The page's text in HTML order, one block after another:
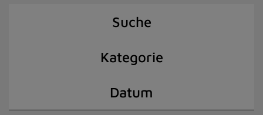
Suche
Kategorie
Datum